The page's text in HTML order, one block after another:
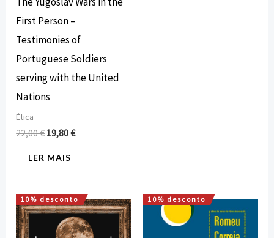
First Person –
Testimonies of
Portuguese Soldiers
serving with the United
Nations
Ética
22,00€ 19,80€
LER MAIS
10% desconto
O
preço
original
O
preço
atual
10% desconto
O
preço
original
O
preço
atual